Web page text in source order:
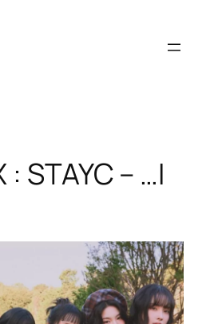
: STAYC – …I